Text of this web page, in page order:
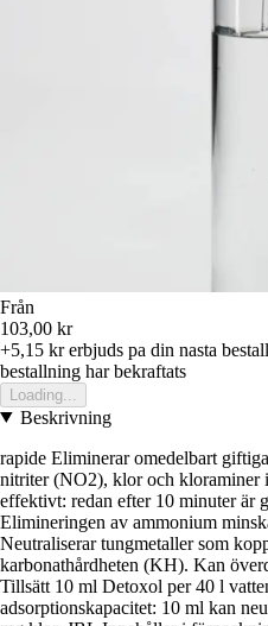
Från
103,00 kr
+5,15 krerbjuds pa din nasta
bestallning har bekraftats
Loading...
Beskrivning
rapide Eliminerar omedelbart
nitriter (NO2), klor och kloraminer
effektivt: redan efter 10 minuter är
Elimineringen av ammonium
Neutraliserar tungmetaller som
karbonathårdheten (KH). Kan
Tillsätt 10 ml Detoxol per 40 l
adsorptionskapacitet: 10 ml kan